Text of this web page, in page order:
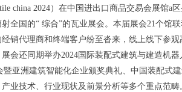
china 2024）在中国进出口商品交易会展馆
射全国的“ 综合”的瓦业展会。本届展会21个馆
经销代理商和终端客户纷至沓来，线上线下参观
展会还同期举办2024国际装配式建筑与建造机
暨亚洲建筑智能化企业颁奖典礼、中国装配式
业技术、行业现状及前景分析等多个重点范